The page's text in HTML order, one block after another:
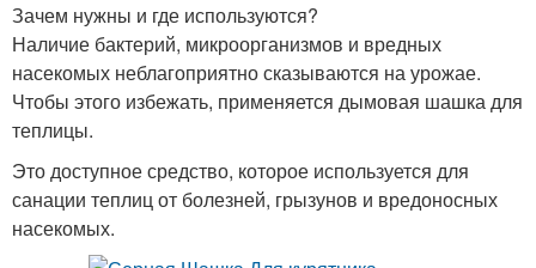
Зачем нужны и где используются?
Наличие бактерий, микроорганизмов и вредных
насекомых неблагоприятно сказываются на урожае.
Чтобы этого избежать, применяется дымовая шашка для
теплицы.
Это доступное средство, которое используется для
санации теплиц от болезней, грызунов и вредоносных
насекомых.